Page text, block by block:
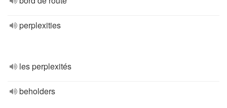
perplexities
les perplexités
beholders